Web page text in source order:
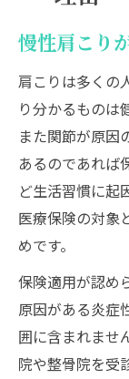
慢性肩こり
肩こりは多くの
り分かるものは
また関節が原因
あるのであれば
ど生活習慣に起
医療保険の対象
めです。
保険適用が認め
原因がある炎症
囲に含まれませ
院や整骨院を受